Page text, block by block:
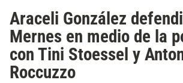
Araceli González
Mernes en medio de la
con Tini Stoessel y
Roccuzzo